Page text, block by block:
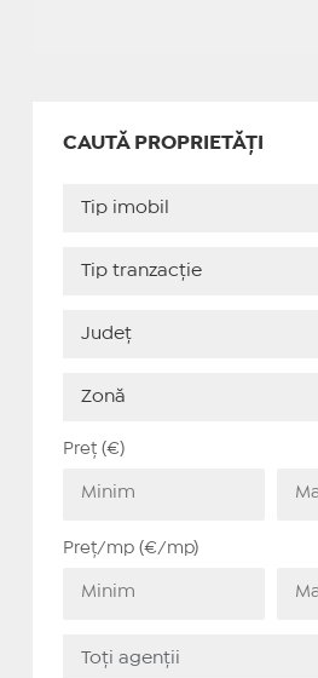
CAUTĂ PROPRIETĂȚI
Preț (€)
Preț/mp (€/mp)